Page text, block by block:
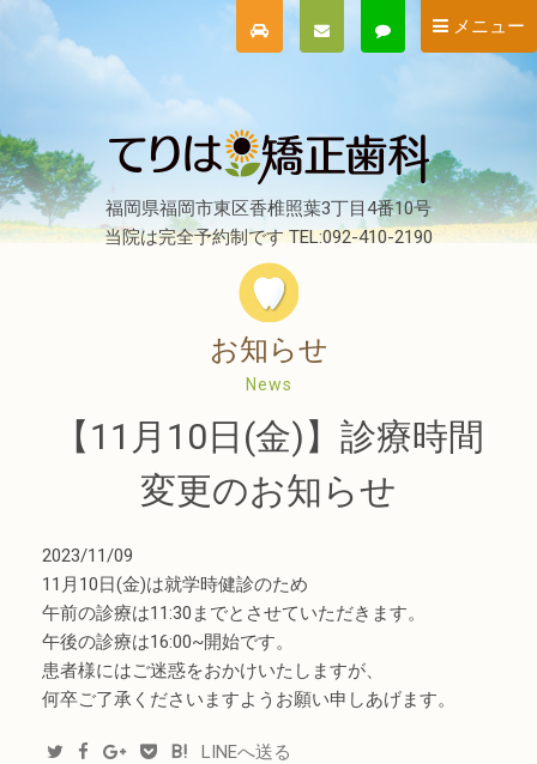
メニュー
福岡県福岡市東区香椎照葉3丁目4番10号
当院は完全予約制です TEL:092-410-2190
お知らせ
News
【11月10日(金)】診療時間
変更のお知らせ
2023/11/09
11月10日(金)は就学時健診のため
午前の診療は11:30までとさせていただきます。
午後の診療は16:00~開始です。
患者様にはご迷惑をおかけいたしますが、
何卒ご了承くださいますようお願い申しあげます。
B! LINEへ送る